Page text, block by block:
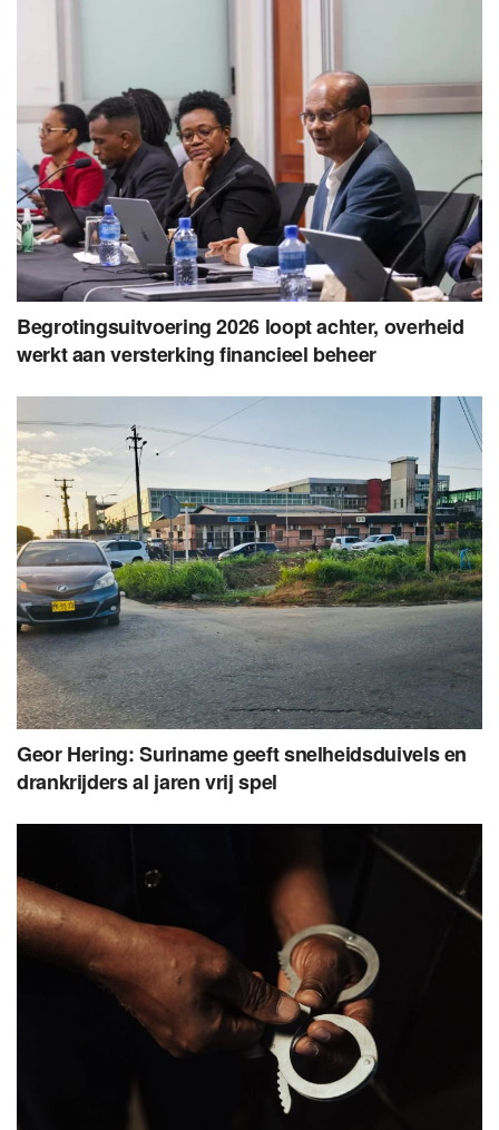
Begrotingsuitvoering 2026 loopt achter, overheid
werkt aan versterking financieel beheer
Geor Hering: Suriname geeft snelheidsduivels en
drankrijders al jaren vrij spel